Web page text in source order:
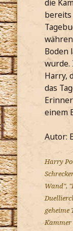
die
bereits
Boden
wurde.
Harry,
das
einem
Autor:
Harry
Wand",
geheime
Kammer